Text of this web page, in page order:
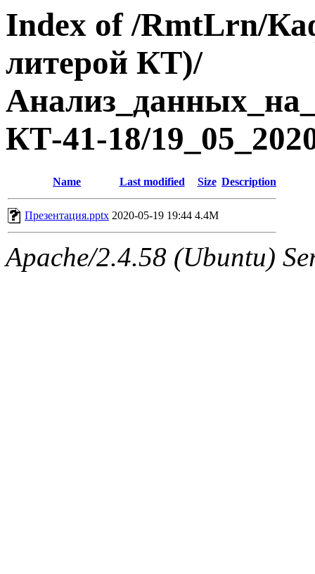
Index of /RmtLrn/
литерой КТ)/
КТ-41-18/
Name Last modified Size Description
Презентация.pptx 2020-05-19 19:44 4.4M
Apache/2.4.58 (Ubuntu)